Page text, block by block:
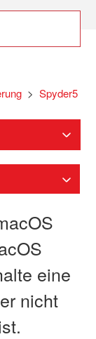
Spyder5
eine
nicht